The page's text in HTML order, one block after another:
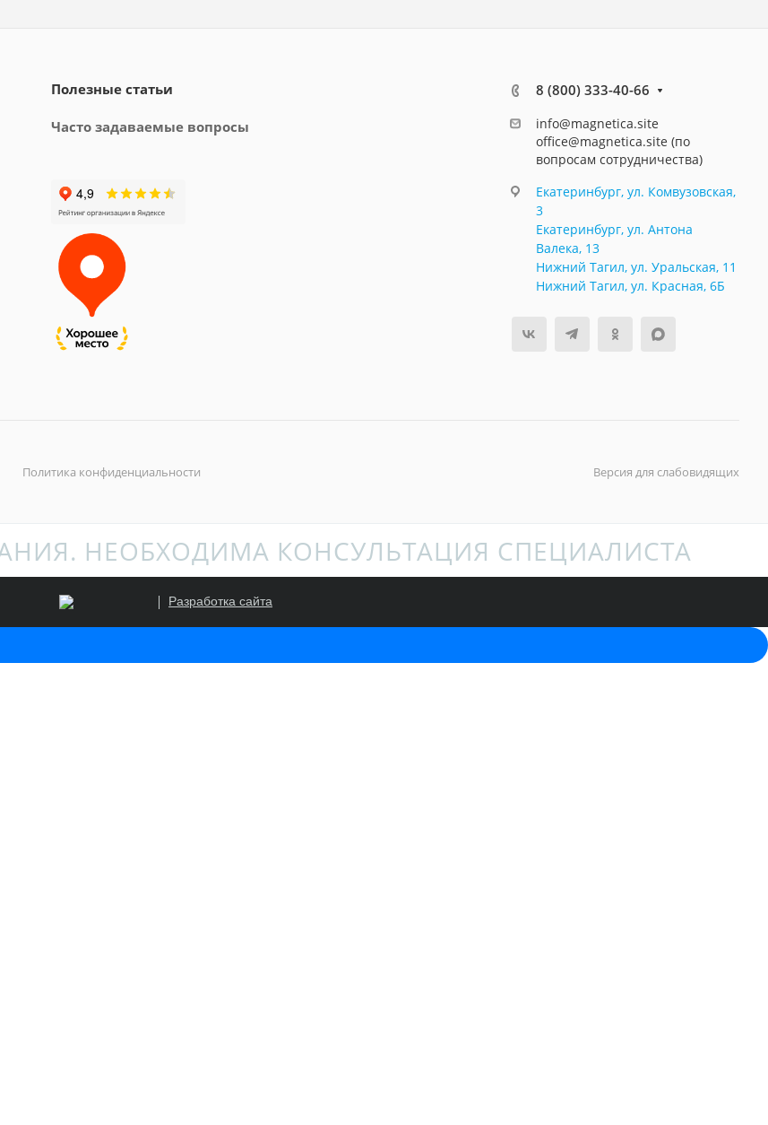
Полезные статьи
Часто задаваемые вопросы
8 (800) 333-40-66
info@magnetica.site
office@magnetica.site (по
вопросам сотрудничества)
Екатеринбург, ул. Комвузовская,
3
Екатеринбург, ул. Антона
Валека, 13
Нижний Тагил, ул. Уральская, 11
Нижний Тагил, ул. Красная, 6Б
Политика конфиденциальности Версия для слабовидящих
НЕОБХОДИМА КОНСУЛЬТАЦИЯ СПЕЦИАЛИСТА
Разработка сайта